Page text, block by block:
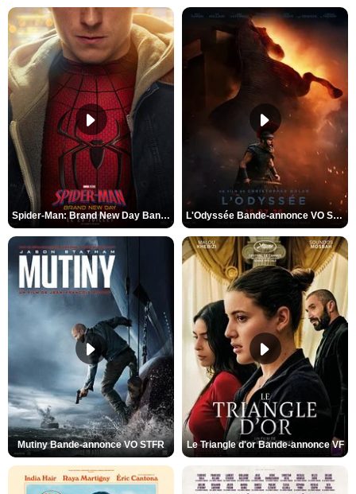
Spider-Man: Brand New Day Bande-annonce VO STFR L'Odyssée Bande-annonce VO STFR
Mutiny Bande-annonce VO STFR Le Triangle d'or Bande-annonce VF